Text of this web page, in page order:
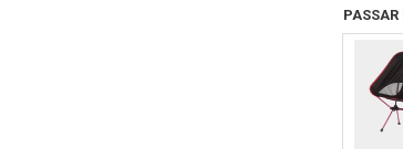
PASSAR